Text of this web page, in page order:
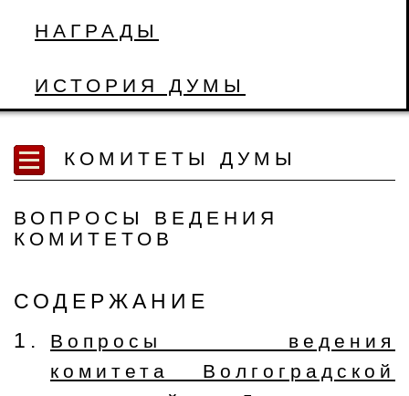
НАГРАДЫ
ИСТОРИЯ ДУМЫ
КОМИТЕТЫ ДУМЫ
ВОПРОСЫ ВЕДЕНИЯ
КОМИТЕТОВ
СОДЕРЖАНИЕ
Вопросы ведения
комитета Волгоградской